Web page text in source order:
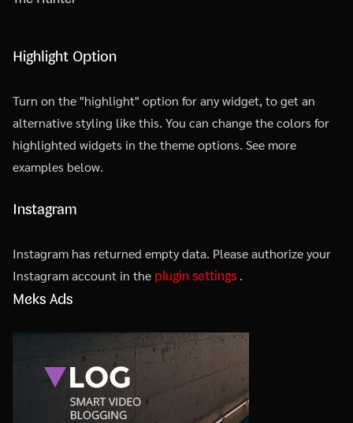
Highlight Option
Turn on the "highlight" option for any widget, to get an
alternative styling like this. You can change the colors for
highlighted widgets in the theme options. See more
examples below.
Instagram
Instagram has returned empty data. Please authorize your
Instagram account in the plugin settings .
Meks Ads